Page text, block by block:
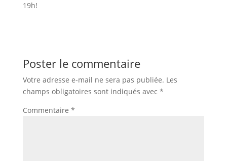
19h!
Poster le commentaire
Votre adresse e-mail ne sera pas publiée. Les
champs obligatoires sont indiqués avec *
Commentaire *